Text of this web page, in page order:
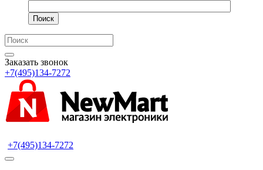
Поиск
Заказать звонок
+7(495)134-7272
+7(495)134-7272